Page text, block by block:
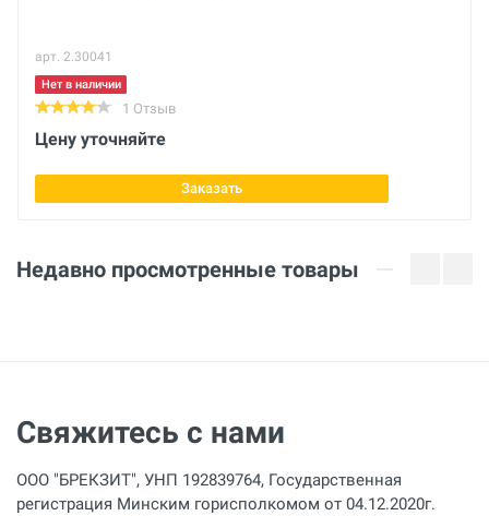
Габариты с упаковкой (ДхШхВ)
см
Вес нетто
Длина ремня
Макс. нагрузка
арт. 2.30041
Нет в наличии
1 Отзыв
Цену уточняйте
Заказать
Недавно просмотренные товары
Свяжитесь с нами
ООО "БРЕКЗИТ", УНП 192839764, Государственная
регистрация Минским горисполкомом от 04.12.2020г.